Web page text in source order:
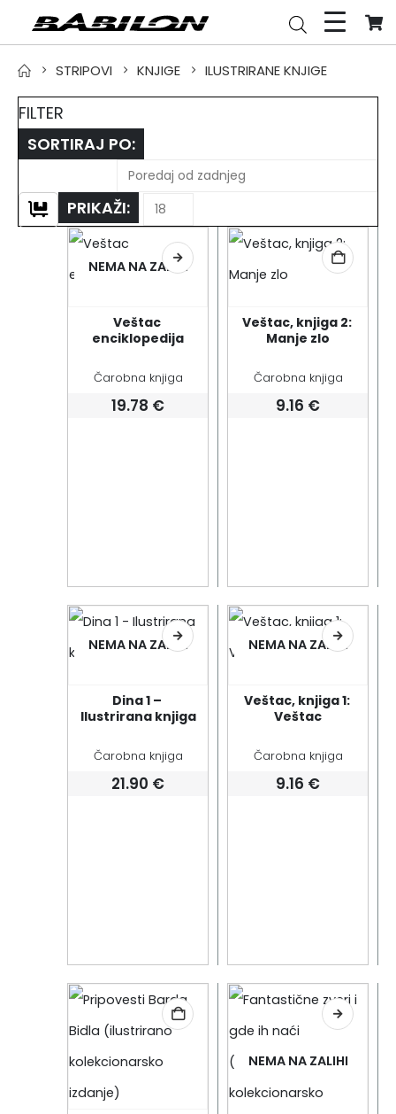
STRIPOVI KNJIGE ILUSTRIRANE KNJIGE
FILTER
SORTIRAJ PO:
PRIKAŽI:
NEMA NA ZALIHI
Veštac
enciklopedija
Čarobna knjiga
19.78 €
Veštac, knjiga 2:
Manje zlo
Čarobna knjiga
9.16 €
NEMA NA ZALIHI
Dina 1 –
Ilustrirana knjiga
Čarobna knjiga
21.90 €
NEMA NA ZALIHI
Veštac, knjiga 1:
Veštac
Čarobna knjiga
9.16 €
NEMA NA ZALIHI